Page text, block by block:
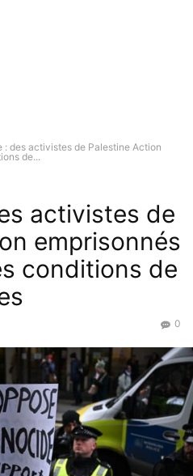
: des activistes de Palestine Action
de...
activistes de
emprisonnés
conditions de
0